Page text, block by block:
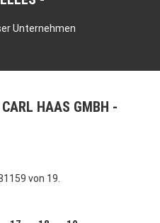
Unternehmen
HAAS GMBH
von 19.